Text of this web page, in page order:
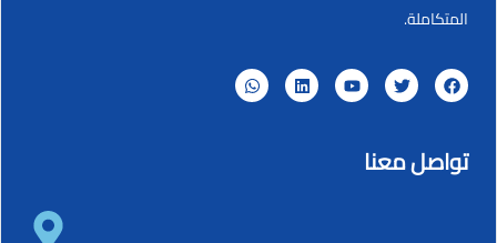
المتكاملة.
تواصل معنا